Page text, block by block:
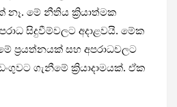
නෑ. මේ නීතිය ක්‍රියා­ත්මක
සිදු­වී­ම්ව­ලට අදා­ළ­වයි. මේක
ප්‍රය­ත්න­යක් සහ අප­රා­ධ­ව­ලට
ගැනීමේ ක්‍රියා­දා­ම­යක්. ඒක